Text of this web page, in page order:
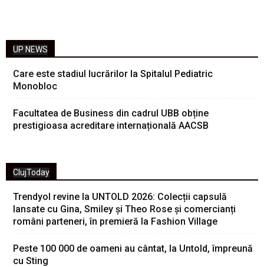
UP NEWS
Care este stadiul lucrărilor la Spitalul Pediatric
Monobloc
Facultatea de Business din cadrul UBB obține
prestigioasa acreditare internațională AACSB
ClujToday
Trendyol revine la UNTOLD 2026: Colecții capsulă
lansate cu Gina, Smiley și Theo Rose și comercianți
români parteneri, în premieră la Fashion Village
Peste 100 000 de oameni au cântat, la Untold, împreună
cu Sting